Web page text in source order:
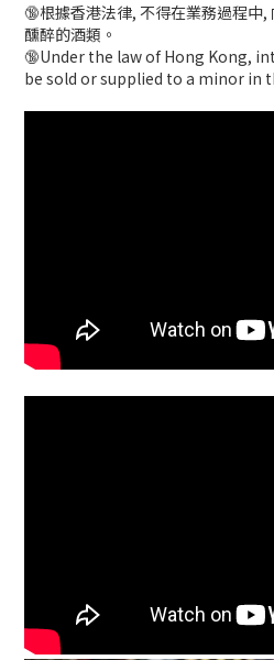
🔞根據香港法律, 不得在業務過程中
醺醉的酒類。
🔞Under the law of Hong Kong,
be sold or supplied to a minor in